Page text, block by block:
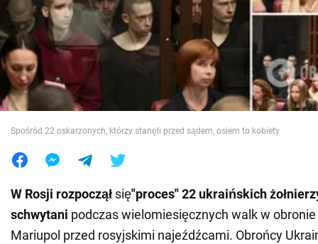
Wojna na Ukrainie
Świat
Jedzenie
Spośród 22 oskarżonych, którzy stanęli przed sądem, osiem to kobiety
W Rosji rozpoczął się"proces" 22 ukraińskich
schwytani podczas wielomiesięcznych walk w
Mariupol przed rosyjskimi najeźdźcami. Obrońcy